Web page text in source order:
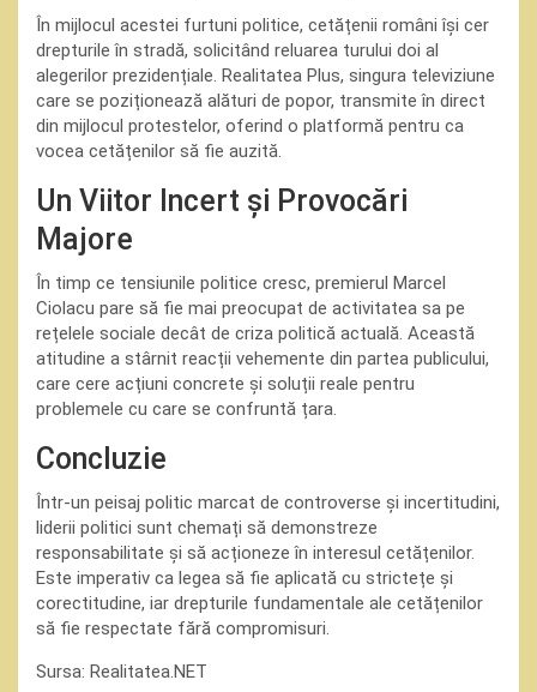
În mijlocul acestei furtuni politice, cetățenii români își cer
drepturile în stradă, solicitând reluarea turului doi al
alegerilor prezidențiale. Realitatea Plus, singura televiziune
care se poziționează alături de popor, transmite în direct
din mijlocul protestelor, oferind o platformă pentru ca
vocea cetățenilor să fie auzită.
Un Viitor Incert și Provocări
Majore
În timp ce tensiunile politice cresc, premierul Marcel
Ciolacu pare să fie mai preocupat de activitatea sa pe
rețelele sociale decât de criza politică actuală. Această
atitudine a stârnit reacții vehemente din partea publicului,
care cere acțiuni concrete și soluții reale pentru
problemele cu care se confruntă țara.
Concluzie
Într-un peisaj politic marcat de controverse și incertitudini,
liderii politici sunt chemați să demonstreze
responsabilitate și să acționeze în interesul cetățenilor.
Este imperativ ca legea să fie aplicată cu strictețe și
corectitudine, iar drepturile fundamentale ale cetățenilor
să fie respectate fără compromisuri.
Sursa: Realitatea.NET